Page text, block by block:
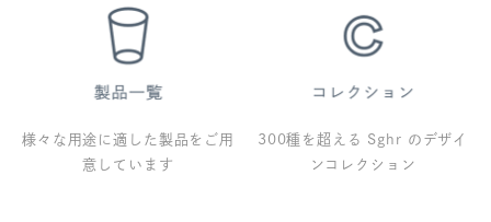
様々な用途に適した製品をご用
意しています
300種を超える Sghr のデザイ
ンコレクション